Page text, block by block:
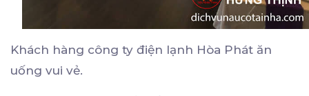
Khách hàng công ty điện lạnh Hòa Phát ăn
uống vui vẻ.